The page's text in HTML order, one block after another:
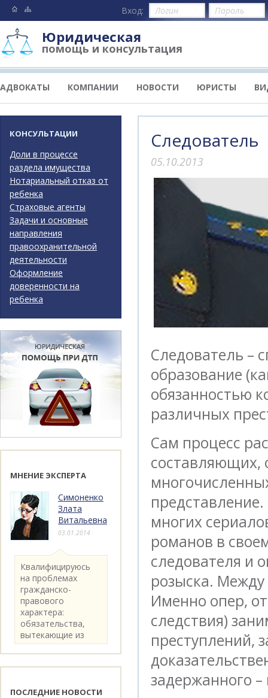
Вход:
Юридическая
помощь и консультация
АДВОКАТЫ КОМПАНИИ НОВОСТИ ЮРИСТЫ
Следователь
05.10.2013
Следователь –
образование
обязанностью
различных
Сам процесс
составляющих,
многих
романов в
следователя и
розыска. Между
Именно опер,
следствия)
преступлений,
задержанного
КОНСУЛЬТАЦИИ
Доли в процессе
раздела имущества
Нотариальный отказ от
ребенка
Страховые агенты
Задачи и основные
направления
правоохранительной
деятельности
Оформление
доверенности на
ребенка
МНЕНИЕ ЭКСПЕРТА
Симоненко
Злата
Витальевна
03.01.2014
Квалифицируюсь
на проблемах
гражданско-
правового
характера:
обязательства,
вытекающие из
категории..
ПОСЛЕДНИЕ НОВОСТИ